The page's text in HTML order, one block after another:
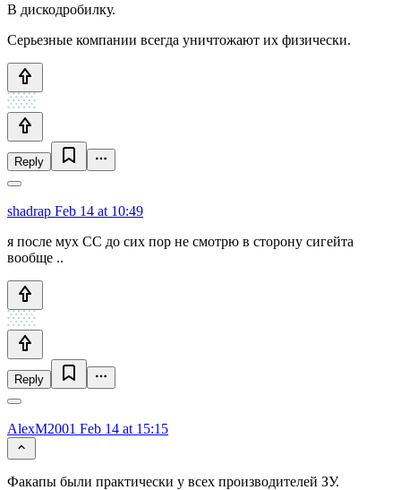
В дискодробилку.
Серьезные компании всегда уничтожают их физически.
Reply
shadrap Feb 14 at 10:49
я после мух СС до сих пор не смотрю в сторону сигейта
вообще ..
Reply
AlexM2001 Feb 14 at 15:15
Факапы были практически у всех производителей ЗУ.